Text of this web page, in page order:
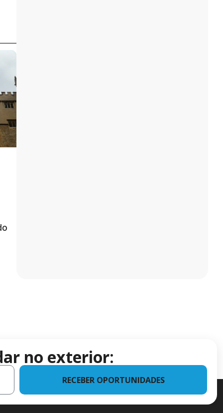
no exterior:
RECEBER OPORTUNIDADES